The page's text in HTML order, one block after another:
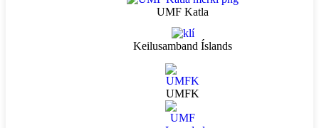
UMF Katla
Keilusamband Íslands
UMFK